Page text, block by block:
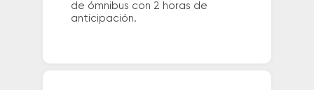
de ómnibus con 2 horas de
anticipación.